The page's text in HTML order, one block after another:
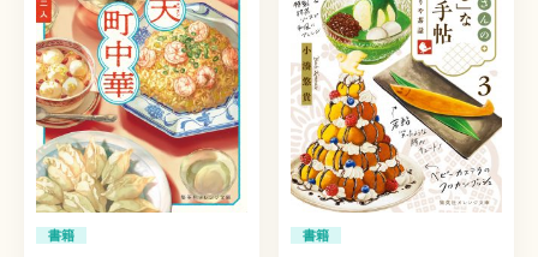
書籍 書籍